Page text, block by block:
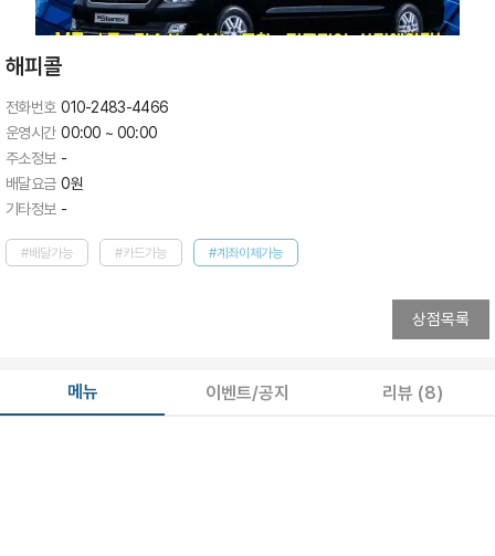
해피콜
전화번호 010-2483-4466
운영시간 00:00 ~ 00:00
주소정보 -
배달요금 0원
기타정보 -
#배달가능 #카드가능 #계좌이체가능
상점목록
메뉴 이벤트/공지 리뷰 (8)